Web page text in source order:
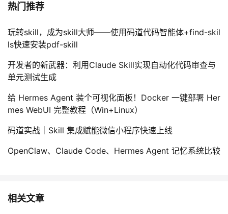
热门推荐
玩转skill，成为skill大师——使用码道代码智能体+find-skil
ls快速安装pdf-skill
开发者的新武器：利用Claude Skill实现自动化代码审查与
单元测试生成
给 Hermes Agent 装个可视化面板！Docker 一键部署 Her
mes WebUI 完整教程（Win+Linux）
码道实战｜Skill 集成赋能微信小程序快速上线
OpenClaw、Claude Code、Hermes Agent 记忆系统比较
相关文章